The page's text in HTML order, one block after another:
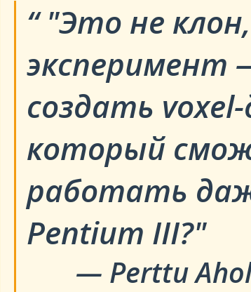
"Это не
эксперимент
создать
который
работать
Pentium III?"
— Perttu